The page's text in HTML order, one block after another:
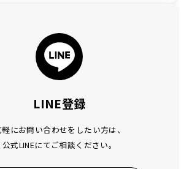
LINE登録
にお問い合わせをしたい方は、
公式LINEにてご相談ください。